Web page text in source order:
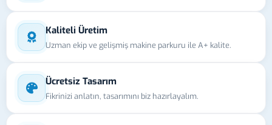
Kaliteli Üretim
Uzman ekip ve gelişmiş makine parkuru ile A+ kalite.
Ücretsiz Tasarım
Fikrinizi anlatın, tasarımını biz hazırlayalım.